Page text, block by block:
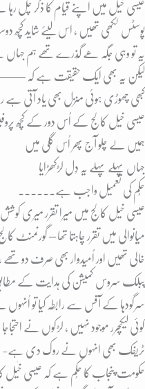
عیسی خیل میں اپنے قیام کا ذکر چل
پوسٹس لکھی تھیں ، اس لیئے شاید کُچھ
یہ تو وہی جگہ ھے گُذرے تھے ہم جہاں
لیکن یہ بھی ایک حقیقت ہے کہ
کبھی چھوڑی ہوئی منزل بھی یاد آتی ہے
عیسی خیل کالج کے اُس دور کے کُچھ
ہمیں لے چلو آج پھر اُس گلی میں
جہاں پہلے پہلے یہ دِل لڑکھڑایا
حُکم کی تعمیل واجب ہے۔۔۔۔۔۔
عیسی خیل کالج میں میرا تقرر میری کوشش
میانوالی میں تقرر چاہتا تھا – گورنمنٹ
خالی تھیں اور اُمیدوار بھی صرف دو
پبلک سروس کمیشن کی ہدایت کے
سرگودہا کے آفس سے رابطہ کیا تو
کوئی لیکچرر موجود نہیں ، لڑکوں نے
ٹریفک بھی انہوں نے روک دی ہے- امن
حکومت پنجاب کا حُکم ہے کہ عیسی خٰیل